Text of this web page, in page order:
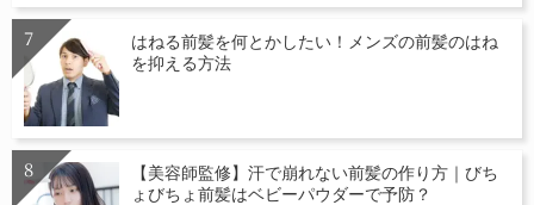
はねる前髪を何とかしたい！メンズの前髪のはね
を抑える方法
【美容師監修】汗で崩れない前髪の作り方｜びち
ょびちょ前髪はベビーパウダーで予防？